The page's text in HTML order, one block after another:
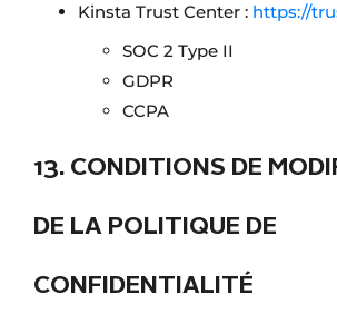
Kinsta Trust Center : https://
SOC 2 Type II
GDPR
CCPA
13. CONDITIONS DE
DE LA POLITIQUE DE
CONFIDENTIALITÉ